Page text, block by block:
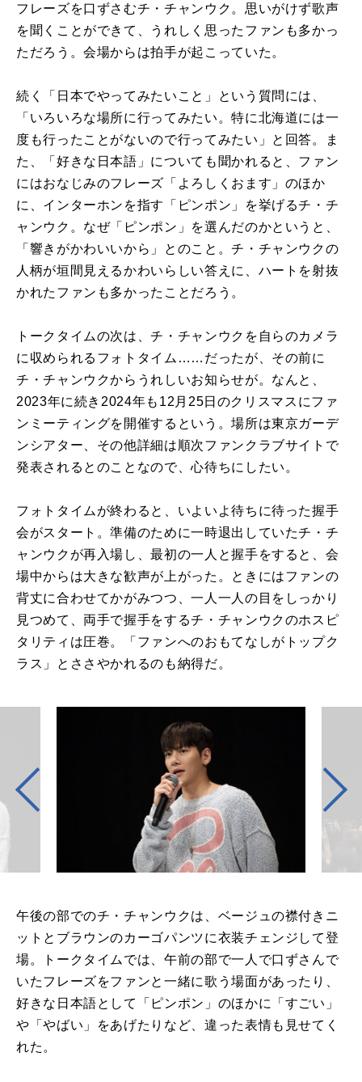
フレーズを口ずさむチ・チャンウク。思いがけず歌声
を聞くことができて、うれしく思ったファンも多かっ
ただろう。会場からは拍手が起こっていた。
続く「日本でやってみたいこと」という質問には、
「いろいろな場所に行ってみたい。特に北海道には一
度も行ったことがないので行ってみたい」と回答。ま
た、「好きな日本語」についても聞かれると、ファン
にはおなじみのフレーズ「よろしくおます」のほか
に、インターホンを指す「ピンポン」を挙げるチ・チ
ャンウク。なぜ「ピンポン」を選んだのかというと、
「響きがかわいいから」とのこと。チ・チャンウクの
人柄が垣間見えるかわいらしい答えに、ハートを射抜
かれたファンも多かったことだろう。
トークタイムの次は、チ・チャンウクを自らのカメラ
に収められるフォトタイム……だったが、その前に
チ・チャンウクからうれしいお知らせが。なんと、
2023年に続き2024年も12月25日のクリスマスにファ
ンミーティングを開催するという。場所は東京ガーデ
ンシアター、その他詳細は順次ファンクラブサイトで
発表されるとのことなので、心待ちにしたい。
フォトタイムが終わると、いよいよ待ちに待った握手
会がスタート。準備のために一時退出していたチ・チ
ャンウクが再入場し、最初の一人と握手をすると、会
場中からは大きな歓声が上がった。ときにはファンの
背丈に合わせてかがみつつ、一人一人の目をしっかり
見つめて、両手で握手をするチ・チャンウクのホスピ
タリティは圧巻。「ファンへのおもてなしがトップク
ラス」とささやかれるのも納得だ。
午後の部でのチ・チャンウクは、ベージュの襟付きニ
ットとブラウンのカーゴパンツに衣装チェンジして登
場。トークタイムでは、午前の部で一人で口ずさんで
いたフレーズをファンと一緒に歌う場面があったり、
好きな日本語として「ピンポン」のほかに「すごい」
や「やばい」をあげたりなど、違った表情も見せてく
れた。